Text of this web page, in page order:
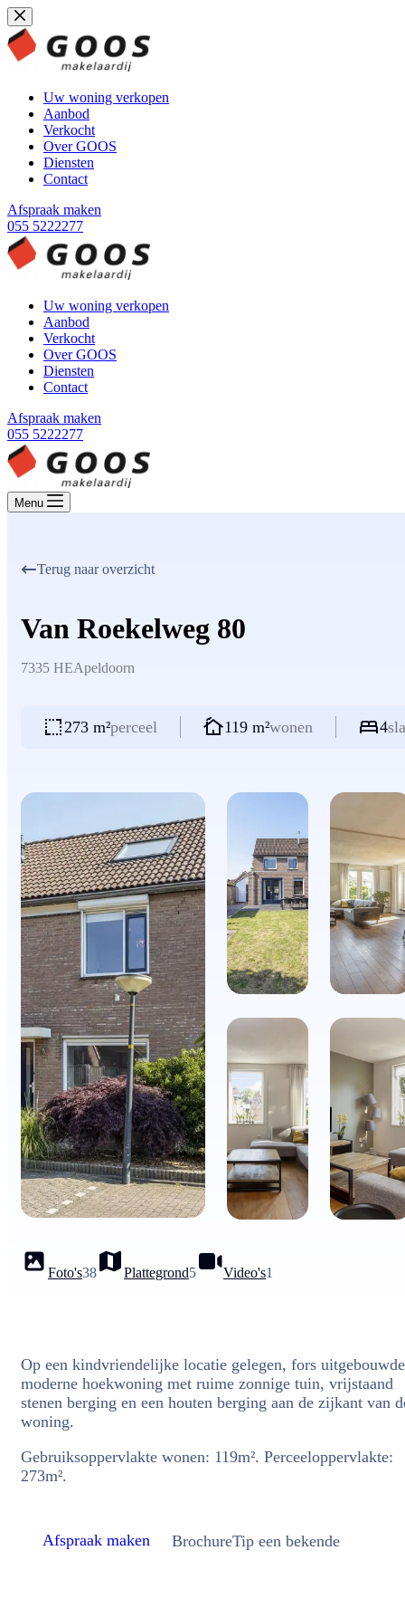
Ga
naar
de
inhoud
Uw woning verkopen
Aanbod
Verkocht
Over GOOS
Diensten
Contact
Afspraak maken
055 5222277
Uw woning verkopen
Aanbod
Verkocht
Over GOOS
Diensten
Contact
Afspraak maken
055 5222277
Menu
Terug naar overzicht
Van Roekelweg 80
7335 HEApeldoorn
273 m²perceel 119 m²wonen 4
Foto's38 Plattegrond5 Video's1
Op een kindvriendelijke locatie gelegen, fors uitgebouwde
moderne hoekwoning met ruime zonnige tuin, vrijstaand
stenen berging en een houten berging aan de zijkant van
woning.
Gebruiksoppervlakte wonen: 119m². Perceeloppervlakte:
273m².
Afspraak maken BrochureTip een bekende